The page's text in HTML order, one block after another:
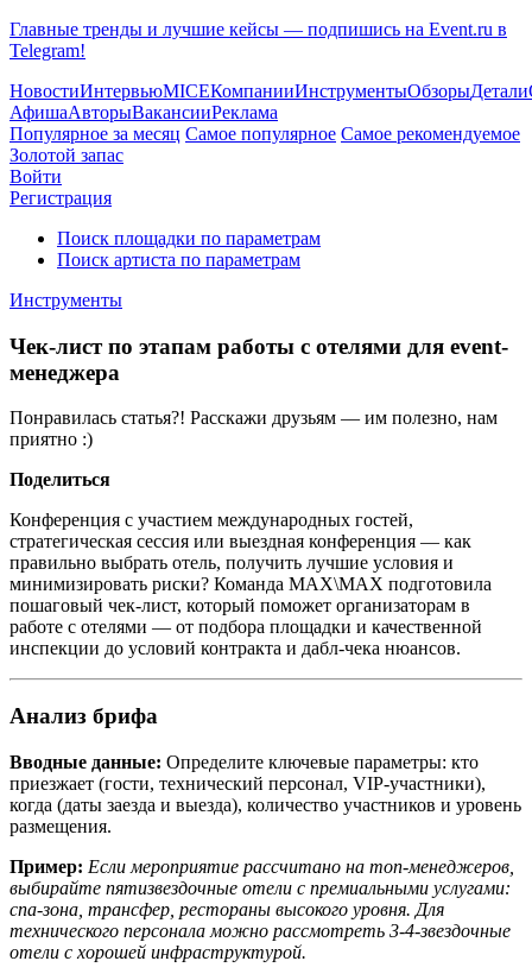
Главные тренды и лучшие кейсы — подпишись на Event.ru в
Telegram!
НовостиИнтервьюMICEКомпанииИнструментыОбзорыДетали
АфишаАвторыВакансииРеклама
Популярное за месяц Самое популярное Самое рекомендуемое
Золотой запас
Войти
Регистрация
Поиск площадки по параметрам
Поиск артиста по параметрам
Инструменты
Чек-лист по этапам работы с отелями для event-
менеджера
Понравилась статья?! Расскажи друзьям — им полезно, нам
приятно :)
Поделиться
Конференция с участием международных гостей,
стратегическая сессия или выездная конференция — как
правильно выбрать отель, получить лучшие условия и
минимизировать риски? Команда MAX\MAX подготовила
пошаговый чек-лист, который поможет организаторам в
работе с отелями — от подбора площадки и качественной
инспекции до условий контракта и дабл-чека нюансов.
Анализ брифа
Вводные данные: Определите ключевые параметры: кто
приезжает (гости, технический персонал, VIP-участники),
когда (даты заезда и выезда), количество участников и уровень
размещения.
Пример: Если мероприятие рассчитано на топ-менеджеров,
выбирайте пятизвездочные отели с премиальными услугами:
спа-зона, трансфер, рестораны высокого уровня. Для
технического персонала можно рассмотреть 3-4-звездочные
отели с хорошей инфраструктурой.